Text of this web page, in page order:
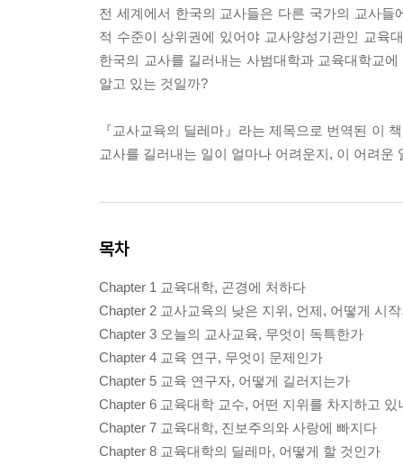
전 세계에서 한국의 교사들은 다른 국가의 교사
적 수준이 상위권에 있어야 교사양성기관인 교육
한국의 교사를 길러내는 사범대학과 교육대학교
알고 있는 것일까?
『교사교육의 딜레마』라는 제목으로 번역된 이
교사를 길러내는 일이 얼마나 어려운지, 이 어려운
목차
Chapter 1 교육대학, 곤경에 처하다
Chapter 2 교사교육의 낮은 지위, 언제, 어떻게 시
Chapter 3 오늘의 교사교육, 무엇이 독특한가
Chapter 4 교육 연구, 무엇이 문제인가
Chapter 5 교육 연구자, 어떻게 길러지는가
Chapter 6 교육대학 교수, 어떤 지위를 차지하고 있
Chapter 7 교육대학, 진보주의와 사랑에 빠지다
Chapter 8 교육대학의 딜레마, 어떻게 할 것인가